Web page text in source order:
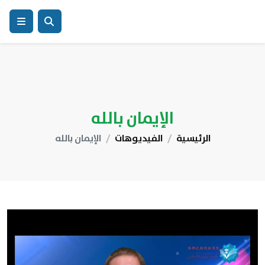
الإيمان بالله
الرئيسية الفيديوهات الإيمان بالله